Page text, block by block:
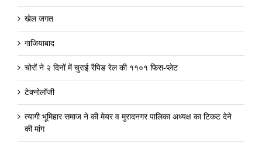
खेल जगत
गाजियाबाद
चोरों ने २ दिनों में चुराई रैपिड रेल की ११०१ फिस-प्लेट
टेक्नोलॉजी
त्यागी भूमिहार समाज ने की मेयर व मुरादनगर पालिका अध्यक्ष का टिकट देने
की मांग